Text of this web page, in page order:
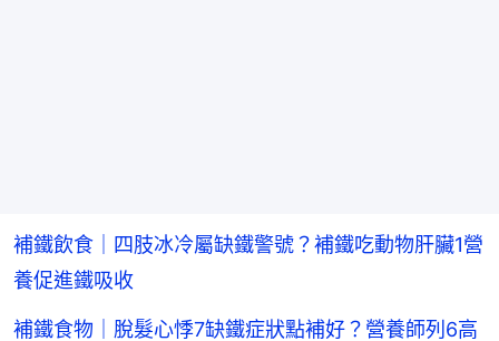
補鐵飲食｜四肢冰冷屬缺鐵警號？補鐵吃動物肝臟1營
養促進鐵吸收
補鐵食物｜脫髮心悸7缺鐵症狀點補好？營養師列6高